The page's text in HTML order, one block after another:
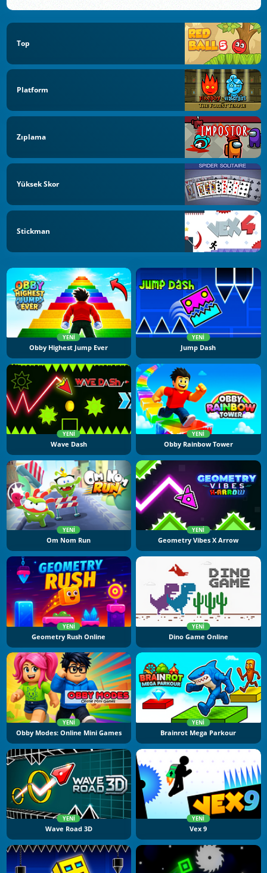
Top
Platform
Zıplama
Yüksek Skor
Stickman
YENI
Obby Highest Jump Ever
YENI
Jump Dash
YENI
Wave Dash
YENI
Obby Rainbow Tower
YENI
Om Nom Run
YENI
Geometry Vibes X Arrow
YENI
Geometry Rush Online
YENI
Dino Game Online
YENI
Obby Modes: Online Mini Games
YENI
Brainrot Mega Parkour
YENI
Wave Road 3D
YENI
Vex 9